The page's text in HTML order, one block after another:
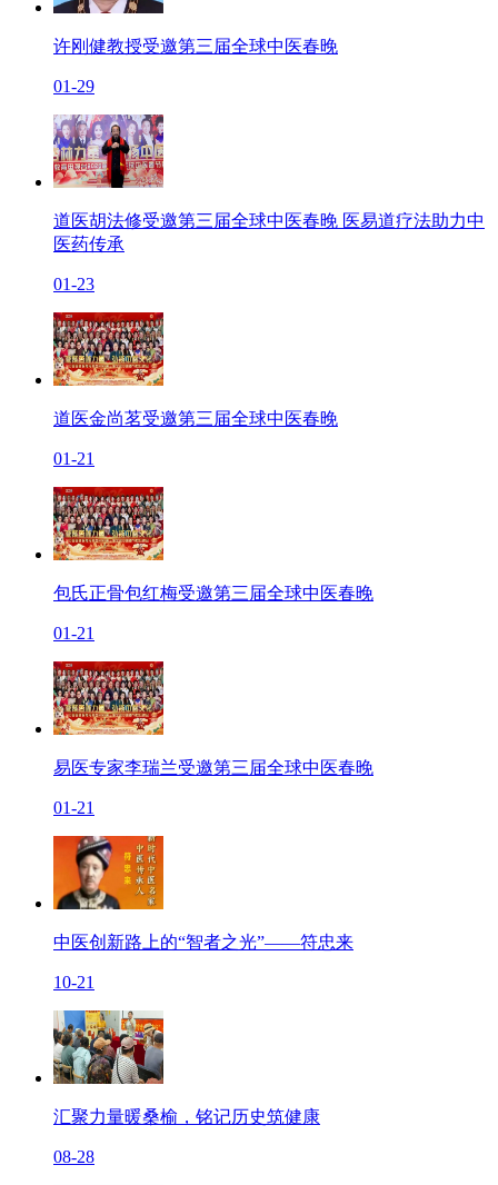
许刚健教授受邀第三届全球中医春晚
01-29
道医胡法修受邀第三届全球中医春晚 医易道疗法助力中
医药传承
01-23
道医金尚茗受邀第三届全球中医春晚
01-21
包氏正骨包红梅受邀第三届全球中医春晚
01-21
易医专家李瑞兰受邀第三届全球中医春晚
01-21
中医创新路上的“智者之光”——符忠来
10-21
汇聚力量暖桑榆，铭记历史筑健康
08-28